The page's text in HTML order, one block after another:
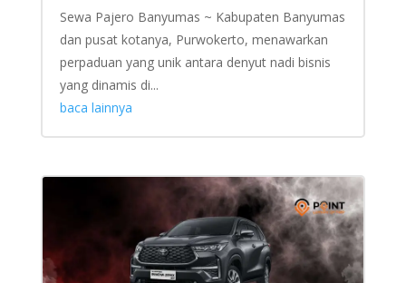
Sewa Pajero Banyumas ~ Kabupaten Banyumas
dan pusat kotanya, Purwokerto, menawarkan
perpaduan yang unik antara denyut nadi bisnis
yang dinamis di...
baca lainnya